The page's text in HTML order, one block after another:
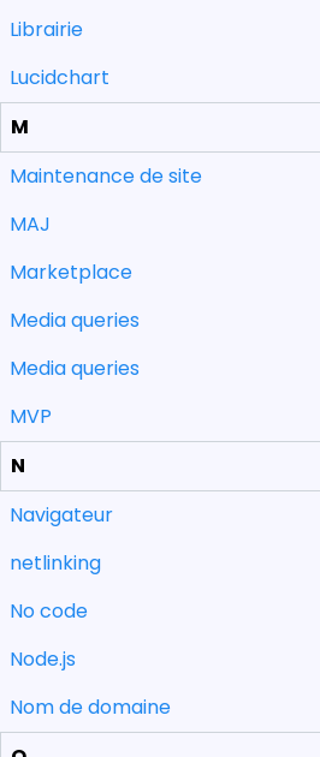
Librairie
Lucidchart
M
Maintenance de site
MAJ
Marketplace
Media queries
Media queries
MVP
N
Navigateur
netlinking
No code
Node.js
Nom de domaine